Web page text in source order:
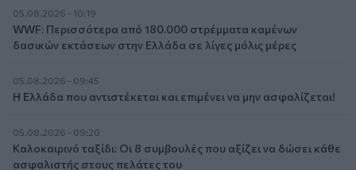
05.08.2026 - 10:19
WWF: Περισσότερα από 180.000 στρέμματα καμένων
δασικών εκτάσεων στην Ελλάδα σε λίγες μόλις μέρες
05.08.2026 - 09:45
Η Ελλάδα που αντιστέκεται και επιμένει να μην ασφαλίζεται!
05.08.2026 - 09:20
Καλοκαιρινό ταξίδι: Οι 8 συμβουλές που αξίζει να δώσει κάθε
ασφαλιστής στους πελάτες του